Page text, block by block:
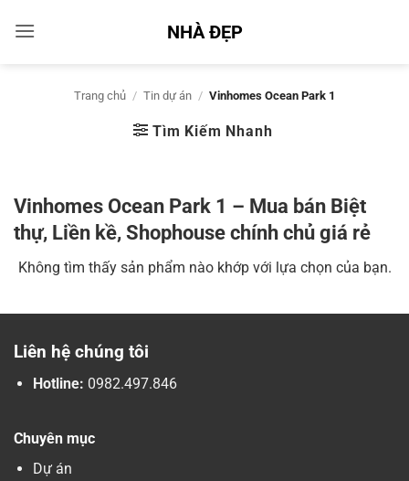
qua
NHÀ ĐẸP
Trang chủ / Tin dự án / Vinhomes Ocean Park 1
Tìm Kiếm Nhanh
Vinhomes Ocean Park 1 – Mua bán Biệt
thự, Liền kề, Shophouse chính chủ giá rẻ
Không tìm thấy sản phẩm nào khớp với lựa chọn của bạn.
Liên hệ chúng tôi
Hotline: 0982.497.846
Chuyên mục
Dự án